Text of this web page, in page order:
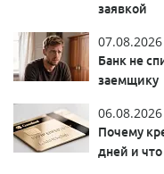
заявкой
07.08.2026
Банк не
заемщику
06.08.2026
Почему
дней и что